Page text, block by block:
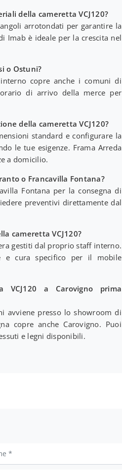
della cameretta VCJ120?
arrotondati per garantire la
Imab è ideale per la crescita nel
o Ostuni?
copre anche i comuni di
di arrivo della merce per
della cameretta VCJ120?
standard e configurare la
le tue esigenze. Frama Arreda
a domicilio.
o Francavilla Fontana?
Fontana per la consegna di
preventivi direttamente dal
cameretta VCJ120?
gestiti dal proprio staff interno.
e cura specifico per il mobile
VCJ120 a Carovigno prima
avviene presso lo showroom di
copre anche Carovigno. Puoi
e legni disponibili.